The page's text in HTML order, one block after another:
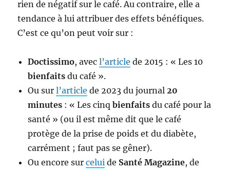
rien de négatif sur le café. Au contraire, elle a
tendance à lui attribuer des effets bénéfiques.
C’est ce qu’on peut voir sur :
Doctissimo, avecl’article de 2015 : « Les 10
bienfaits du café ».
Ou surl’article de 2023 du journal20
minutes : « Les cinqbienfaits du café pour la
santé » (ou il est même dit que le café
protège de la prise de poids et du diabète,
carrément ; faut pas se gêner).
Ou encore surcelui de Santé Magazine, de